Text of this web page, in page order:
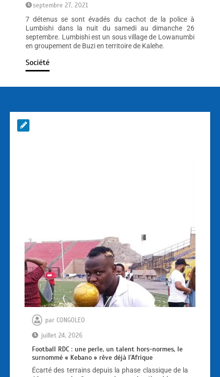
septembre 27, 2021
7 détenus se sont évadés du cachot de la police à
Lumbishi dans la nuit du samedi au dimanche 26
septembre. Lumbishi est un sous village de Lowanumbi
en groupement de Buzi en territoire de Kalehe.
Société
par CONGOLEO
juillet 24, 2026
Football RDC : une perle, un talent hors-normes, le
surnommé « Kebano » rêve déjà l’Afrique
Écarté des terrains depuis la phase classique de la